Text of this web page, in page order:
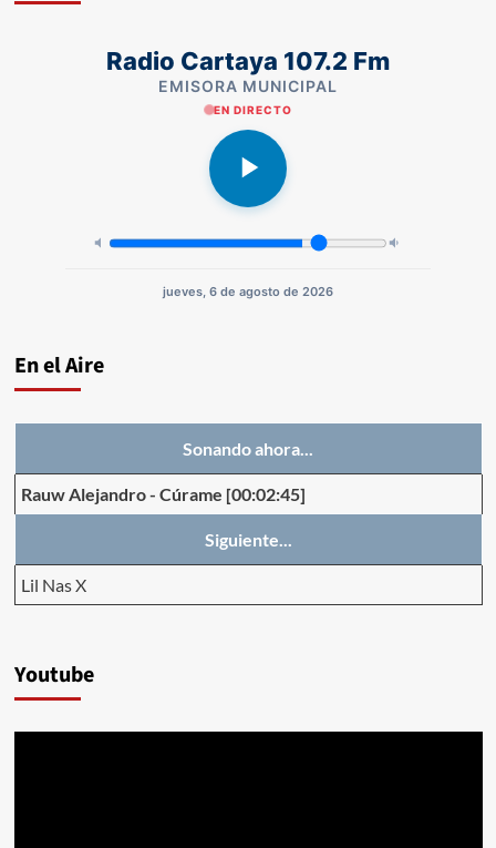
Radio Cartaya 107.2 Fm
EMISORA MUNICIPAL
EN DIRECTO
jueves, 6 de agosto de 2026
En el Aire
Sonando ahora...
Rauw Alejandro- Cúrame [00:02:45]
Siguiente...
Lil Nas X
Youtube